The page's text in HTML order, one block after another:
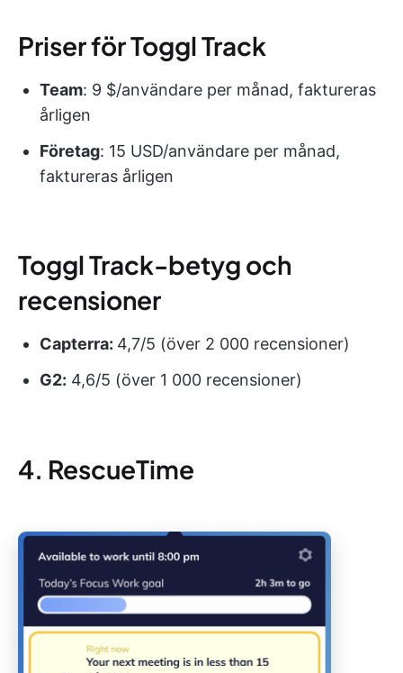
Priser för Toggl Track
Team: 9 $/användare per månad, faktureras
årligen
Företag: 15 USD/användare per månad,
faktureras årligen
Toggl Track-betyg och
recensioner
Capterra: 4,7/5 (över 2 000 recensioner)
G2: 4,6/5 (över 1 000 recensioner)
4. RescueTime